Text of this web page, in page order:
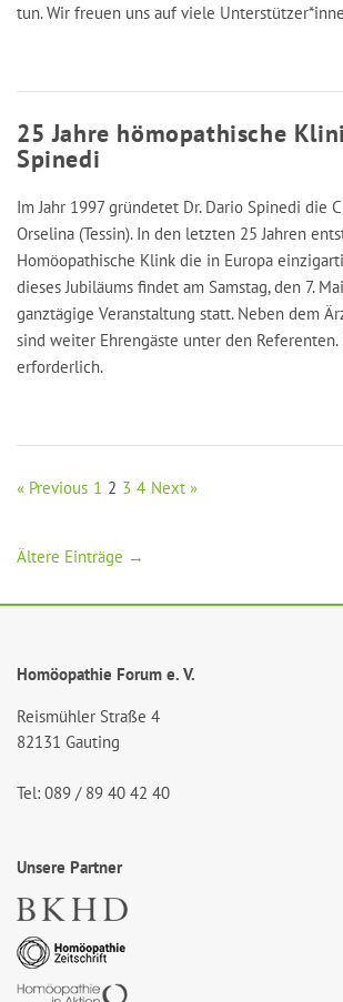
tun. Wir freuen uns auf viele
25 Jahre hömopathische
Spinedi
Im Jahr 1997 gründetet Dr. Dario Spinedi die
Orselina (Tessin). In den letzten 25 Jahren
Homöopathische Klink die in Europa
dieses Jubiläums findet am Samstag, den 7.
ganztägige Veranstaltung statt. Neben dem
sind weiter Ehrengäste unter den
erforderlich.
« Previous 1 2 3 4 Next »
Ältere Einträge →
Homöopathie Forum e. V.
Reismühler Straße 4
82131 Gauting
Tel: 089 / 89 40 42 40
Unsere Partner